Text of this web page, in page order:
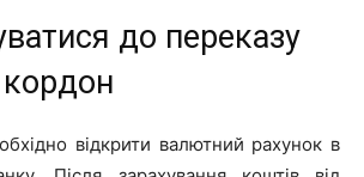
до переказу
кордон
відкрити валютний рахунок в